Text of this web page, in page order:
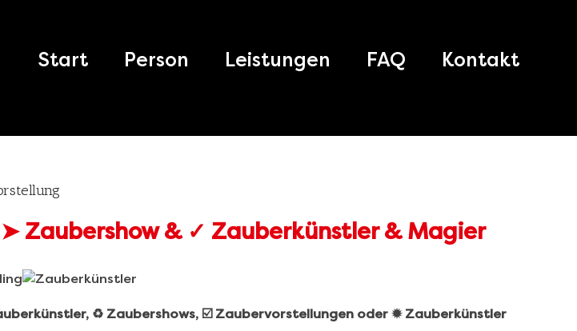
for:
Start Person Leistungen FAQ Kontakt
♻ Zaubershows, ☑️ Zaubervorstellungen oder ✹ Zauberkünstler